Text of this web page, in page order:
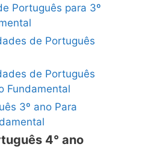
Português para 3º
de Português
de Português
Fundamental
3º ano Para
4° ano